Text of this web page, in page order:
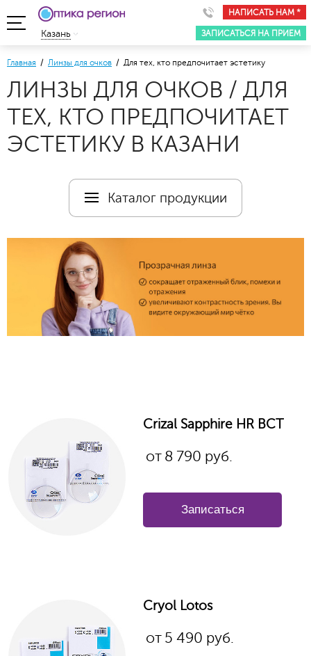
НАПИСАТЬ НАМ *
ЗАПИСАТЬСЯ НА ПРИЕМ
Казань
Главная / Линзы для очков / Для тех, кто предпочитает эстетику
ЛИНЗЫ ДЛЯ ОЧКОВ / ДЛЯ
ТЕХ, КТО ПРЕДПОЧИТАЕТ
ЭСТЕТИКУ В КАЗАНИ
Каталог продукции
Crizal Sapphire HR BCT
от 8 790 руб.
Записаться
Cryol Lotos
от 5 490 руб.